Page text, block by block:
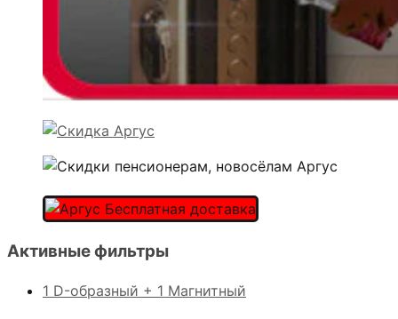
Активные фильтры
1 D-образный + 1 Магнитный